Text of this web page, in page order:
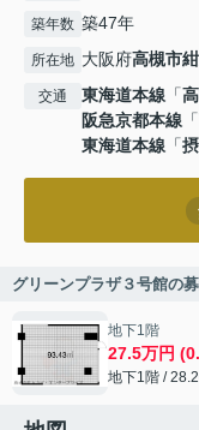
築年数 築47年
所在地 大阪府高槻市
交通 東海道本線 「
阪急京都本線 「
東海道本線 「
グリーンプラザ３号館の
地下1階
27.5万円
地下1階 /